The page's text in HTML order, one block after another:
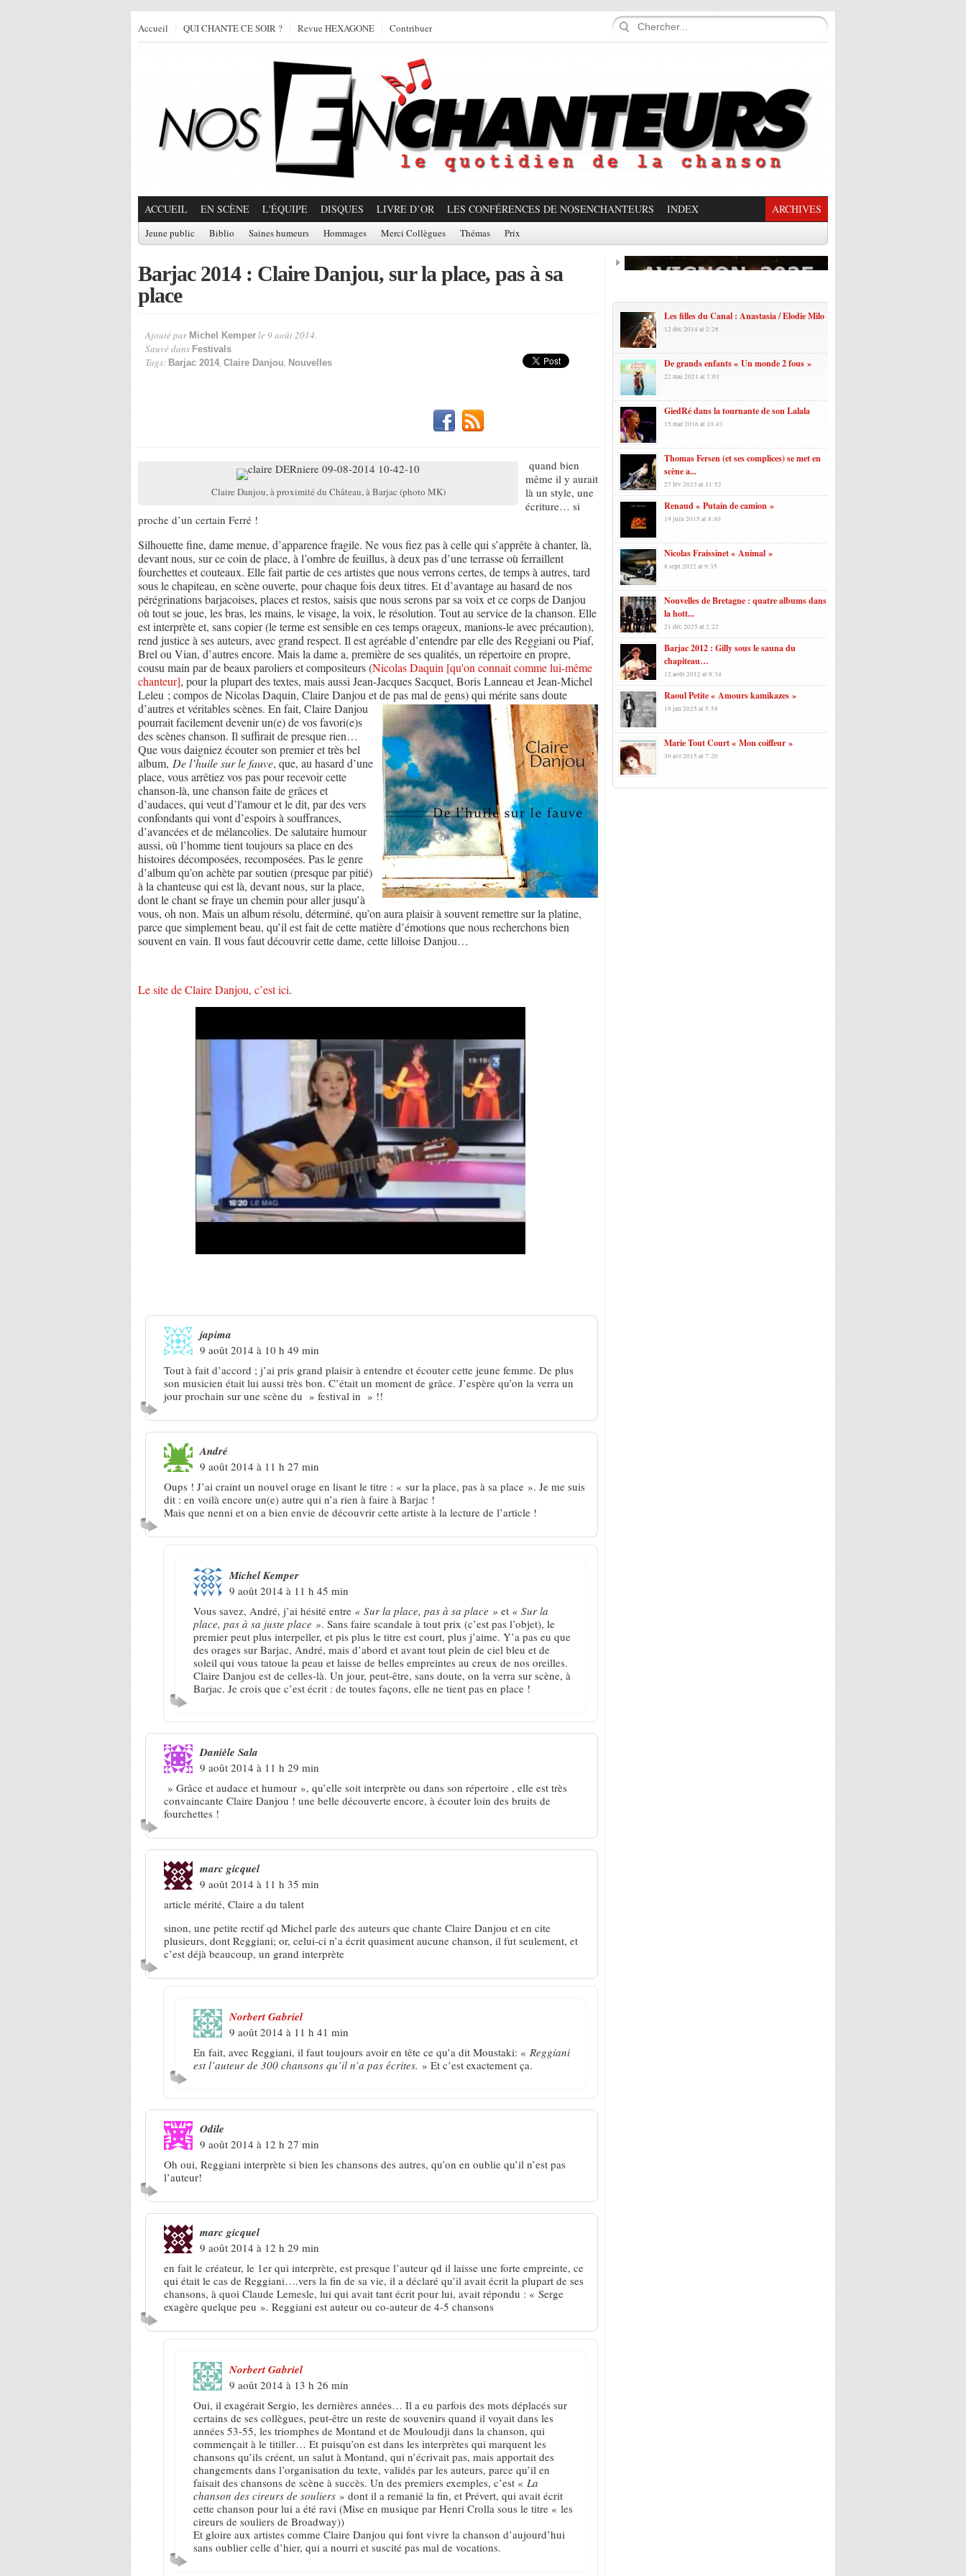
Accueil QUI CHANTE CE SOIR ? Revue HEXAGONE Contribuer
ACCUEIL EN SCÈNE L'ÉQUIPE DISQUES LIVRE D’OR LES CONFÉRENCES DE NOSENCHANTEURS INDEX ARCHIVES
Jeune public Biblio Saines humeurs Hommages Merci Collègues Thémas Prix
Barjac 2014 : Claire Danjou, sur la place, pas à sa
place
Ajouté par Michel Kemper le 9 août 2014.
Sauvé dans Festivals
Tags: Barjac 2014, Claire Danjou, Nouvelles
Claire Danjou, à proximité du Château, à Barjac (photo MK)
quand bien
même il y aurait
là un style, une
écriture… si
proche d’un certain Ferré !
Silhouette fine, dame menue, d’apparence fragile. Ne vous fiez pas à celle qui s’apprête à chanter, là,
devant nous, sur ce coin de place, à l’ombre de feuillus, à deux pas d’une terrasse où ferraillent
fourchettes et couteaux. Elle fait partie de ces artistes que nous verrons certes, de temps à autres, tard
sous le chapiteau, en scène ouverte, pour chaque fois deux titres. Et d’avantage au hasard de nos
pérégrinations barjacoises, places et restos, saisis que nous serons par sa voix et ce corps de Danjou
où tout se joue, les bras, les mains, le visage, la voix, le résolution. Tout au service de la chanson. Elle
est interprète et, sans copier (le terme est sensible en ces temps orageux, manions-le avec précaution),
rend justice à ses auteurs, avec grand respect. Il est agréable d’entendre par elle des Reggiani ou Piaf,
Brel ou Vian, d’autres encore. Mais la dame a, première de ses qualités, un répertoire en propre,
cousu main par de beaux paroliers et compositeurs (Nicolas Daquin [qu'on connait comme lui-même
chanteur], pour la plupart des textes, mais aussi Jean-Jacques Sacquet, Boris Lanneau et Jean-Michel
Leleu ; compos de Nicolas Daquin, Claire Danjou et de pas mal de gens) qui mérite sans doute
d’autres et véritables scènes. En fait, Claire Danjou
pourrait facilement devenir un(e) de vos favori(e)s
des scènes chanson. Il suffirait de presque rien…
Que vous daigniez écouter son premier et très bel
album, De l’huile sur le fauve, que, au hasard d’une
place, vous arrêtiez vos pas pour recevoir cette
chanson-là, une chanson faite de grâces et
d’audaces, qui veut d’l'amour et le dit, par des vers
confondants qui vont d’espoirs à souffrances,
d’avancées et de mélancolies. De salutaire humour
aussi, où l’homme tient toujours sa place en des
histoires décomposées, recomposées. Pas le genre
d’album qu’on achète par soutien (presque par pitié)
à la chanteuse qui est là, devant nous, sur la place,
dont le chant se fraye un chemin pour aller jusqu’à
vous, oh non. Mais un album résolu, déterminé, qu’on aura plaisir à souvent remettre sur la platine,
parce que simplement beau, qu’il est fait de cette matière d’émotions que nous recherchons bien
souvent en vain. Il vous faut découvrir cette dame, cette lilloise Danjou…
Le site de Claire Danjou, c’est ici.
japima
9 août 2014 à 10 h 49 min
Tout à fait d’accord ; j’ai pris grand plaisir à entendre et écouter cette jeune femme. De plus
son musicien était lui aussi très bon. C’était un moment de grâce. J’espère qu’on la verra un
jour prochain sur une scène du » festival in » !!
André
9 août 2014 à 11 h 27 min
Oups ! J’ai craint un nouvel orage en lisant le titre : « sur la place, pas à sa place ». Je me suis
dit : en voilà encore un(e) autre qui n’a rien à faire à Barjac !
Mais que nenni et on a bien envie de découvrir cette artiste à la lecture de l’article !
Michel Kemper
9 août 2014 à 11 h 45 min
Vous savez, André, j’ai hésité entre « Sur la place, pas à sa place » et « Sur la
place, pas à sa juste place ». Sans faire scandale à tout prix (c’est pas l’objet), le
premier peut plus interpeller, et pis plus le titre est court, plus j’aime. Y’a pas eu que
des orages sur Barjac, André, mais d’abord et avant tout plein de ciel bleu et de
soleil qui vous tatoue la peau et laisse de belles empreintes au creux de nos oreilles.
Claire Danjou est de celles-là. Un jour, peut-être, sans doute, on la verra sur scène, à
Barjac. Je crois que c’est écrit : de toutes façons, elle ne tient pas en place !
Danièle Sala
9 août 2014 à 11 h 29 min
» Grâce et audace et humour », qu’elle soit interprète ou dans son répertoire , elle est très
convaincante Claire Danjou ! une belle découverte encore, à écouter loin des bruits de
fourchettes !
marc gicquel
9 août 2014 à 11 h 35 min
article mérité, Claire a du talent
sinon, une petite rectif qd Michel parle des auteurs que chante Claire Danjou et en cite
plusieurs, dont Reggiani; or, celui-ci n’a écrit quasiment aucune chanson, il fut seulement, et
c’est déjà beaucoup, un grand interprète
Norbert Gabriel
9 août 2014 à 11 h 41 min
En fait, avec Reggiani, il faut toujours avoir en tête ce qu’a dit Moustaki: « Reggiani
est l’auteur de 300 chansons qu’il n’a pas écrites. » Et c’est exactement ça.
Odile
9 août 2014 à 12 h 27 min
Oh oui, Reggiani interprète si bien les chansons des autres, qu’on en oublie qu’il n’est pas
l’auteur!
marc gicquel
9 août 2014 à 12 h 29 min
en fait le créateur, le 1er qui interprète, est presque l’auteur qd il laisse une forte empreinte, ce
qui était le cas de Reggiani….vers la fin de sa vie, il a déclaré qu’il avait écrit la plupart de ses
chansons, à quoi Claude Lemesle, lui qui avait tant écrit pour lui, avait répondu : « Serge
exagère quelque peu ». Reggiani est auteur ou co-auteur de 4-5 chansons
Norbert Gabriel
9 août 2014 à 13 h 26 min
Oui, il exagérait Sergio, les dernières années… Il a eu parfois des mots déplacés sur
certains de ses collègues, peut-être un reste de souvenirs quand il voyait dans les
années 53-55, les triomphes de Montand et de Mouloudji dans la chanson, qui
commençait à le titiller… Et puisqu’on est dans les interprètes qui marquent les
chansons qu’ils créent, un salut à Montand, qui n’écrivait pas, mais apportait des
changements dans l’organisation du texte, validés par les auteurs, parce qu’il en
faisait des chansons de scène à succès. Un des premiers exemples, c’est « La
chanson des cireurs de souliers » dont il a remanié la fin, et Prévert, qui avait écrit
cette chanson pour lui a été ravi (Mise en musique par Henri Crolla sous le titre « les
cireurs de souliers de Broadway))
Et gloire aux artistes comme Claire Danjou qui font vivre la chanson d’aujourd’hui
sans oublier celle d’hier, qui a nourri et suscité pas mal de vocations.
Les filles du Canal : Anastasia / Elodie Milo
12 déc 2014 at 2:28
De grands enfants « Un monde 2 fous »
22 mai 2021 at 7:03
GiedRé dans la tournante de son Lalala
15 mar 2016 at 10:43
Thomas Fersen (et ses complices) se met en
scène a...
27 fév 2023 at 11:52
Renaud « Putain de camion »
19 juin 2015 at 8:40
Nicolas Fraissinet « Animal »
8 sept 2022 at 9:35
Nouvelles de Bretagne : quatre albums dans
la hott...
21 déc 2025 at 2:22
Barjac 2012 : Gilly sous le sauna du
chapiteau…
12 août 2012 at 9:34
Raoul Petite « Amours kamikazes »
19 jan 2025 at 5:58
Marie Tout Court « Mon coiffeur »
30 avr 2015 at 7:20